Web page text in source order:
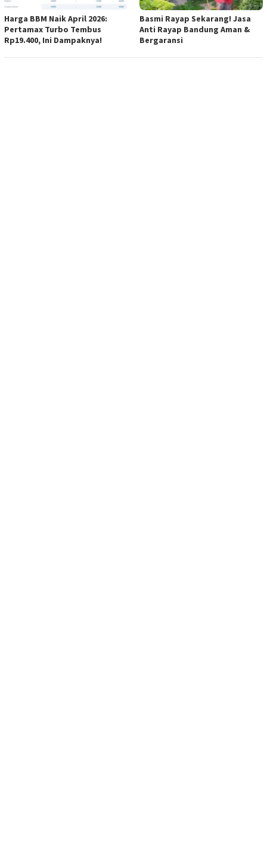
Harga BBM Naik April 2026:
Pertamax Turbo Tembus
Rp19.400, Ini Dampaknya!
Basmi Rayap Sekarang! Jasa
Anti Rayap Bandung Aman &
Bergaransi